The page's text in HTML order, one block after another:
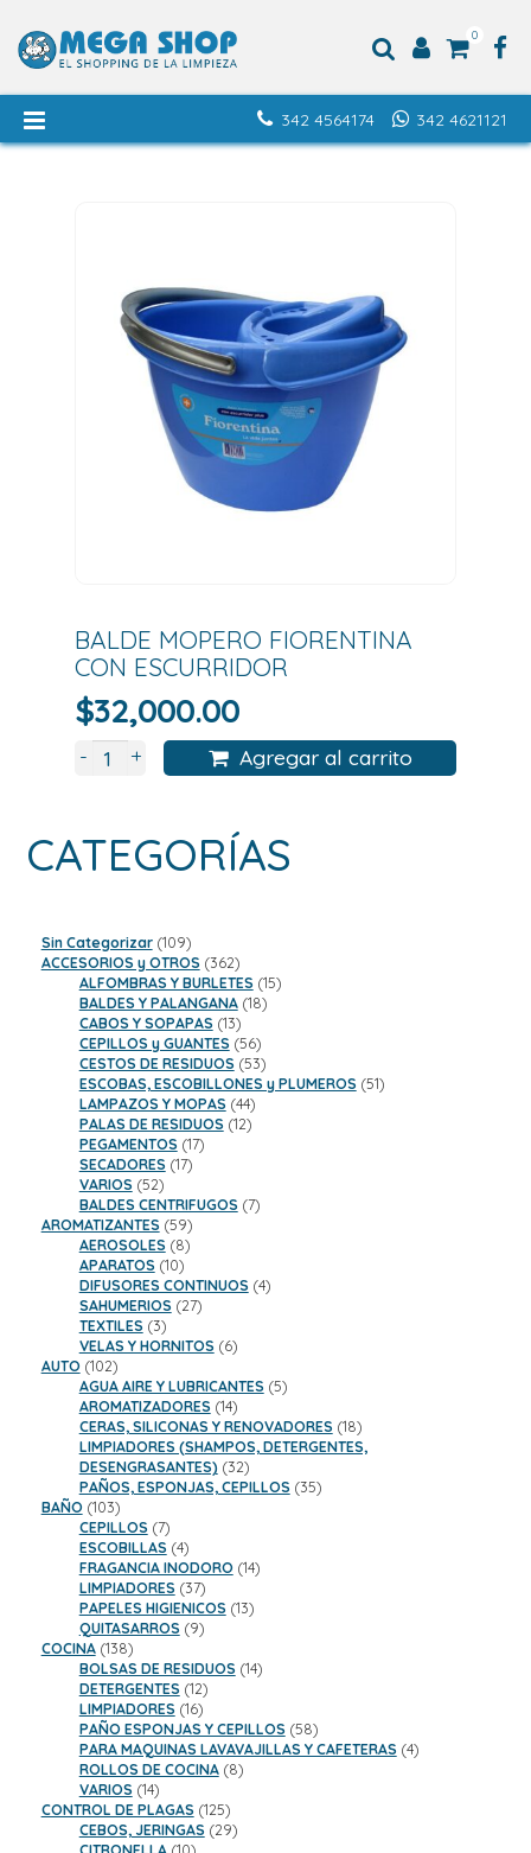
0
342 4621121
342 4564174
BALDE MOPERO FIORENTINA
CON ESCURRIDOR
$32,000.00
- + Agregar al carrito
CATEGORÍAS
Sin Categorizar 109109
productos
ACCESORIOS y OTROS 362362
productos
ALFOMBRAS Y BURLETES 1515
BALDES Y PALANGANA 1818
CABOS Y SOPAPAS 1313
productos
CEPILLOS y GUANTES 5656
productos
CESTOS DE RESIDUOS 5353
productos
ESCOBAS, ESCOBILLONES y PLUMEROS 5151
LAMPAZOS Y MOPAS 4444
productos
PALAS DE RESIDUOS 1212
PEGAMENTOS 1717
SECADORES 1717
VARIOS 5252
productos
BALDES CENTRIFUGOS 77
AROMATIZANTES 5959
productos
AEROSOLES 88
productos
APARATOS 1010
productos
DIFUSORES CONTINUOS 44
SAHUMERIOS 2727
TEXTILES 33
productos
VELAS Y HORNITOS 66
AUTO 102102
productos
AGUA AIRE Y LUBRICANTES 55
AROMATIZADORES 1414
productos
CERAS, SILICONAS Y RENOVADORES 1818
productos
LIMPIADORES (SHAMPOS, DETERGENTES,
DESENGRASANTES) 3232
productos
PAÑOS, ESPONJAS, CEPILLOS 3535
BAÑO 103103
productos
CEPILLOS 77
productos
ESCOBILLAS 44
productos
FRAGANCIA INODORO 1414
LIMPIADORES 3737
productos
PAPELES HIGIENICOS 1313
QUITASARROS 99
COCINA 138138
productos
BOLSAS DE RESIDUOS 1414
DETERGENTES 1212
productos
LIMPIADORES 1616
productos
PAÑO ESPONJAS Y CEPILLOS 5858
productos
PARA MAQUINAS LAVAVAJILLAS Y CAFETERAS 44
ROLLOS DE COCINA 88
VARIOS 1414
productos
CONTROL DE PLAGAS 125125
productos
CEBOS, JERINGAS 2929
10